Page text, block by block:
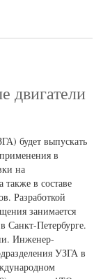
двигатели
будет выпускать
в
на
в составе
Разработкой
занимается
Санкт-Петербурге.
Инженер-
УЗГА в